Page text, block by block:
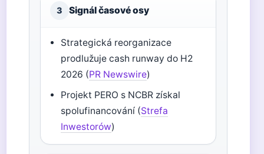
3 Signál časové osy
Strategická reorganizace
prodlužuje cash runway do H2
2026 (PR Newswire)
Projekt PERO s NCBR získal
spolufinancování (Strefa
Inwestorów)